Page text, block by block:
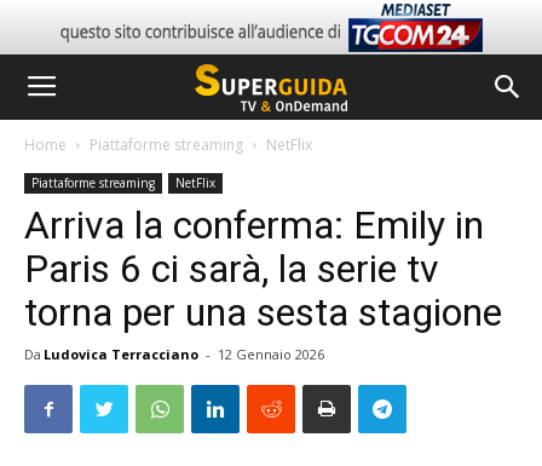
Home Piattaforme streaming NetFlix
Piattaforme streaming NetFlix
Arriva la conferma: Emily in
Paris 6 ci sarà, la serie tv
torna per una sesta stagione
Da Ludovica Terracciano - 12 Gennaio 2026